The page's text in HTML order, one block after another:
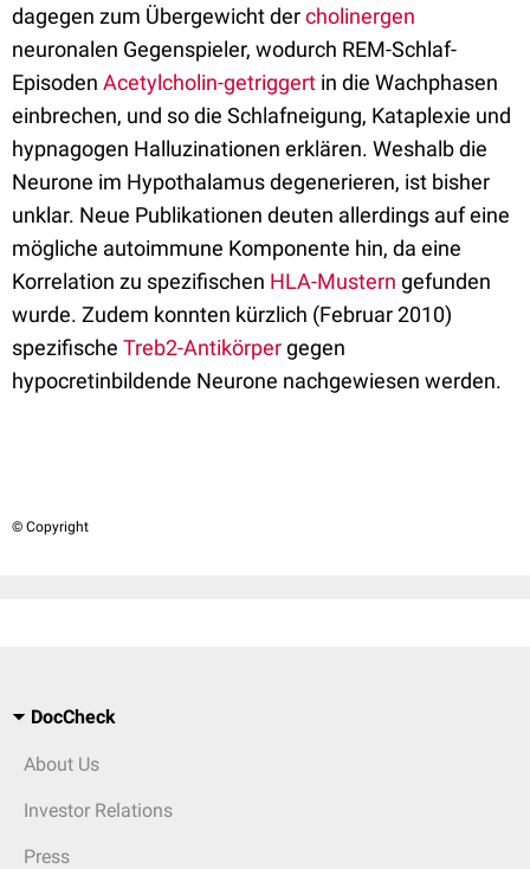
dagegen zum Übergewicht dercholinergen
neuronalen Gegenspieler, wodurch REM-Schlaf-
Episoden Acetylcholin-getriggert in die Wachphasen
einbrechen, und so die Schlafneigung, Kataplexie und
hypnagogen Halluzinationen erklären. Weshalb die
Neurone im Hypothalamus degenerieren, ist bisher
unklar. Neue Publikationen deuten allerdings auf eine
mögliche autoimmune Komponente hin, da eine
Korrelation zu spezifischen HLA-Mustern gefunden
wurde. Zudem konnten kürzlich (Februar 2010)
spezifische Treb2-Antikörpergegen
hypocretinbildende Neurone nachgewiesen werden.
© Copyright
DocCheck
About Us
Investor Relations
Press